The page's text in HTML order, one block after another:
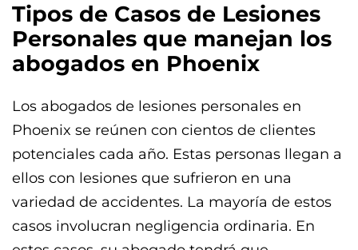
Tipos de Casos de Lesiones
Personales que manejan los
abogados en Phoenix
Los abogados de lesiones personales en
Phoenix se reúnen con cientos de clientes
potenciales cada año. Estas personas llegan a
ellos con lesiones que sufrieron en una
variedad de accidentes. La mayoría de estos
casos involucran negligencia ordinaria. En